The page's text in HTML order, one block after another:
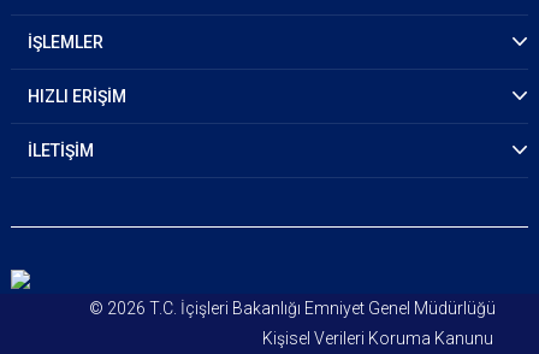
İŞLEMLER
HIZLI ERİŞİM
İLETİŞİM
© 2026 T.C. İçişleri Bakanlığı Emniyet Genel Müdürlüğü
Kişisel Verileri Koruma Kanunu